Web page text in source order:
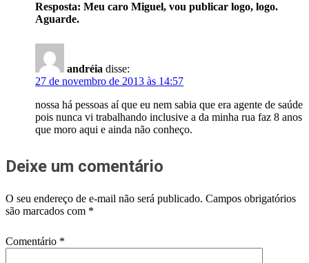
Resposta: Meu caro Miguel, vou publicar logo, logo.
Aguarde.
andréia disse:
27 de novembro de 2013 às 14:57
nossa há pessoas aí que eu nem sabia que era agente de saúde
pois nunca vi trabalhando inclusive a da minha rua faz 8 anos
que moro aqui e ainda não conheço.
Deixe um comentário
O seu endereço de e-mail não será publicado. Campos obrigatórios
são marcados com *
Comentário *